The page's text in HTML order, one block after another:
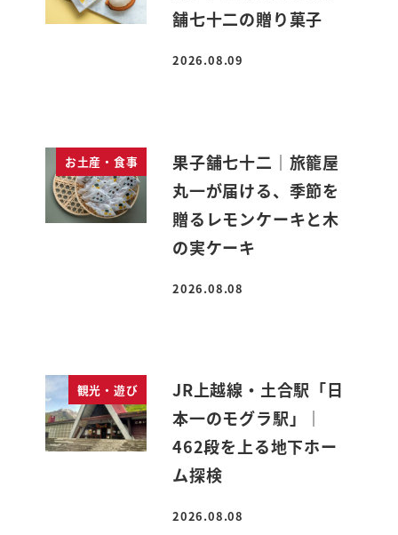
舗七十二の贈り菓子
投稿日
2026.08.09
お土産・食事
果子舗七十二｜旅籠屋
丸一が届ける、季節を
贈るレモンケーキと木
の実ケーキ
投稿日
2026.08.08
観光・遊び
JR上越線・土合駅「日
本一のモグラ駅」｜
462段を上る地下ホー
ム探検
投稿日
2026.08.08